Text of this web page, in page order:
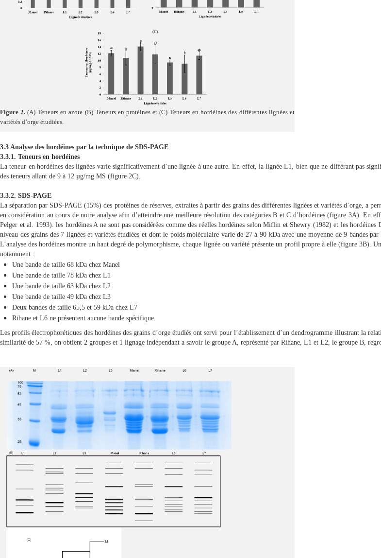
Figure 2.(A) Teneurs en azote (B) Teneurs en protéines et (C) Teneurs en hordéines des différentes lignées et
variétés d’orge étudiées.
3.3 Analyse des hordéines par la technique de SDS-PAGE
3.3.1. Teneurs en hordéines
La teneur en hordéines des lignées varie significativement d’une lignée à une autre. En effet, la lignée L1, bien que ne différant pas
des teneurs allant de 9 à 12 µg/mg MS (figure 2C)
3.3.2. SDS-PAGE
La séparation par SDS-PAGE (15%) des protéines de réserves, extraites à partir des grains des différentes lignées et variétés d’orge, a
en considération au cours de notre analyse afin d’atteindre une meilleure résolution des catégories B et C d’hordéines (figure 3A). En
Pelger et al. 1993). les hordéines A ne sont pas considérées comme des réelles hordéines selon Miflin et Shewry (1982) et les
niveau des grains des 7 lignées et variétés étudiées et dont le poids moléculaire varie de 27 à 90 kDa avec une moyenne de 9 bandes
L’analyse des hordéines montre un haut degré de polymorphisme, chaque lignée ou variété présente un profil propre à elle (figure 3B).
notamment :
Une bande de taille 68 kDa chez Manel
Une bande de taille 78 kDa chez L1
Une bande de taille 63 kDa chez L2
Une bande de taille 49 kDa chez L3
Deux bandes de taille 65,5 et 59 kDa chez L7
Rihane et L6 ne présentent aucune bande spécifique.
Les profils électrophorétiques des hordéines des grains d’orge étudiés ont servi pour l’établissement d’un dendrogramme illustrant la
similarité de 57 %, on obtient 2 groupes et 1 lignage indépendant a savoir le groupe A, représenté par Rihane, L1 et L2, le groupe B,